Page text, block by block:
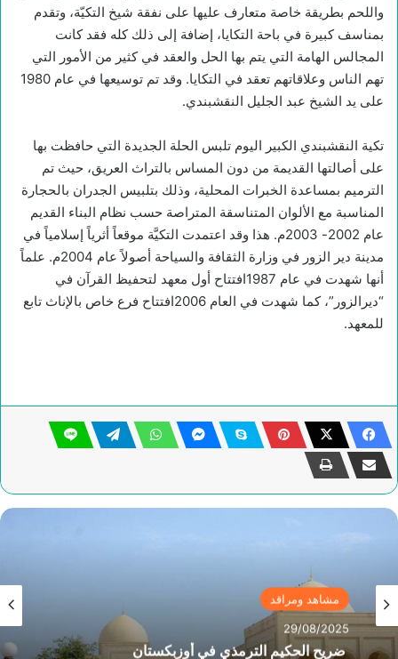
واللحم بطريقة خاصة متعارف عليها على نفقة شيخ التكيّة، وتقدم
بمناسف كبيرة في باحة التكايا، إضافة إلى ذلك كله فقد كانت
المجالس الهامة التي يتم بها الحل والعقد في كثير من الأمور التي
تهم الناس وعلاقاتهم تعقد في التكايا. وقد تم توسيعها في عام 1980
على يد الشيخ عبد الجليل النقشبندي.
تكية النقشبندي الكبير اليوم تلبس الحلة الجديدة التي حافظت بها
على أصالتها القديمة من دون المساس بالتراث العريق، حيث تم
الترميم بمساعدة الخبرات المحلية، وذلك بتلبيس الجدران بالحجارة
المناسبة مع الألوان المتناسقة المتراصة حسب نظام البناء القديم
عام 2002- 2003م. هذا وقد اعتمدت التكيَّة موقعاً أثرياً إسلامياً في
مدينة دير الزور في وزارة الثقافة والسياحة أصولاً عام 2004م. علماً
أنها شهدت في عام 1987افتتاح أول معهد لتحفيظ القرآن في
“ديرالزور”، كما شهدت في العام 2006افتتاح فرع خاص بالإناث تابع
للمعهد.
مشاهد ومراقد
29/08/2025
مشاهد ومراقد
08/05/2025